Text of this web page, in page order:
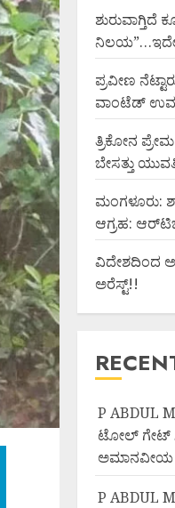
ಶುರುವಾಗ್ತಿದೆ
ನಿಲಯ”…ಇದೇ
ಪ್ರವೀಣ
ವಾಂಟೆಡ್
ತ್ರಿಕೋನ
ಬೇಸತ್ತು
ಮಂಗಳೂರು:
ಆಗ್ರಹ:
ವಿದೇಶದಿಂದ
ಅರೆಸ್ಟ್‌!!
P ABDUL
ಟೋಲ್ ಗೇಟ್
ಅಮಾನವೀಯ
P ABDUL